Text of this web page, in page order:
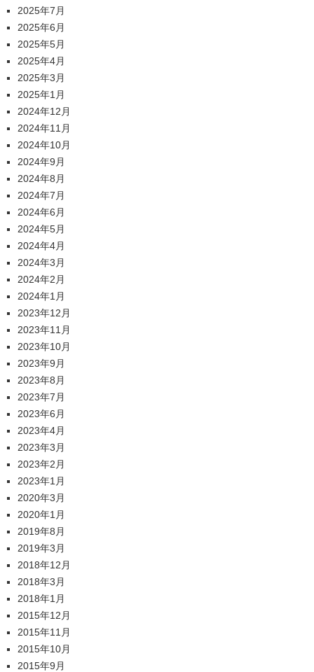
2025年7月
2025年6月
2025年5月
2025年4月
2025年3月
2025年1月
2024年12月
2024年11月
2024年10月
2024年9月
2024年8月
2024年7月
2024年6月
2024年5月
2024年4月
2024年3月
2024年2月
2024年1月
2023年12月
2023年11月
2023年10月
2023年9月
2023年8月
2023年7月
2023年6月
2023年4月
2023年3月
2023年2月
2023年1月
2020年3月
2020年1月
2019年8月
2019年3月
2018年12月
2018年3月
2018年1月
2015年12月
2015年11月
2015年10月
2015年9月